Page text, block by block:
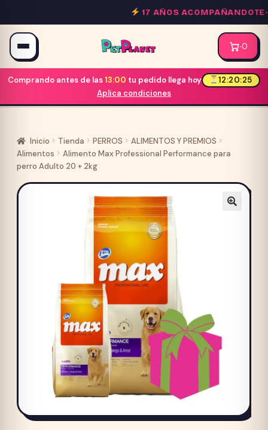
al
contenido
17 AÑOS ACOMPAÑANDOTE·
·0
Comprando antes de las13:00 tu pedido llega hoy
12:20:25
Aplica condiciones
Inicio Tienda PERROS
ALIMENTOS Y PREMIOS
Alimentos
Alimento Max Professional Performance para
perro Adulto 20 + 2kg